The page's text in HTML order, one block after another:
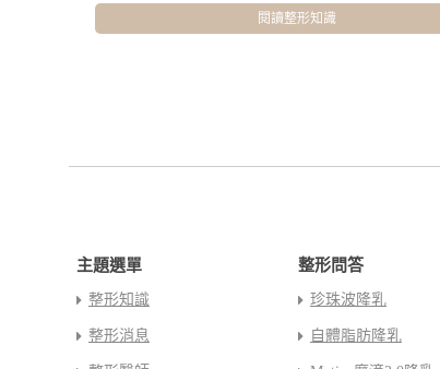
閱讀整形知識
主題選單
整形知識
整形消息
整形問答
珍珠波隆乳
自體脂肪隆乳